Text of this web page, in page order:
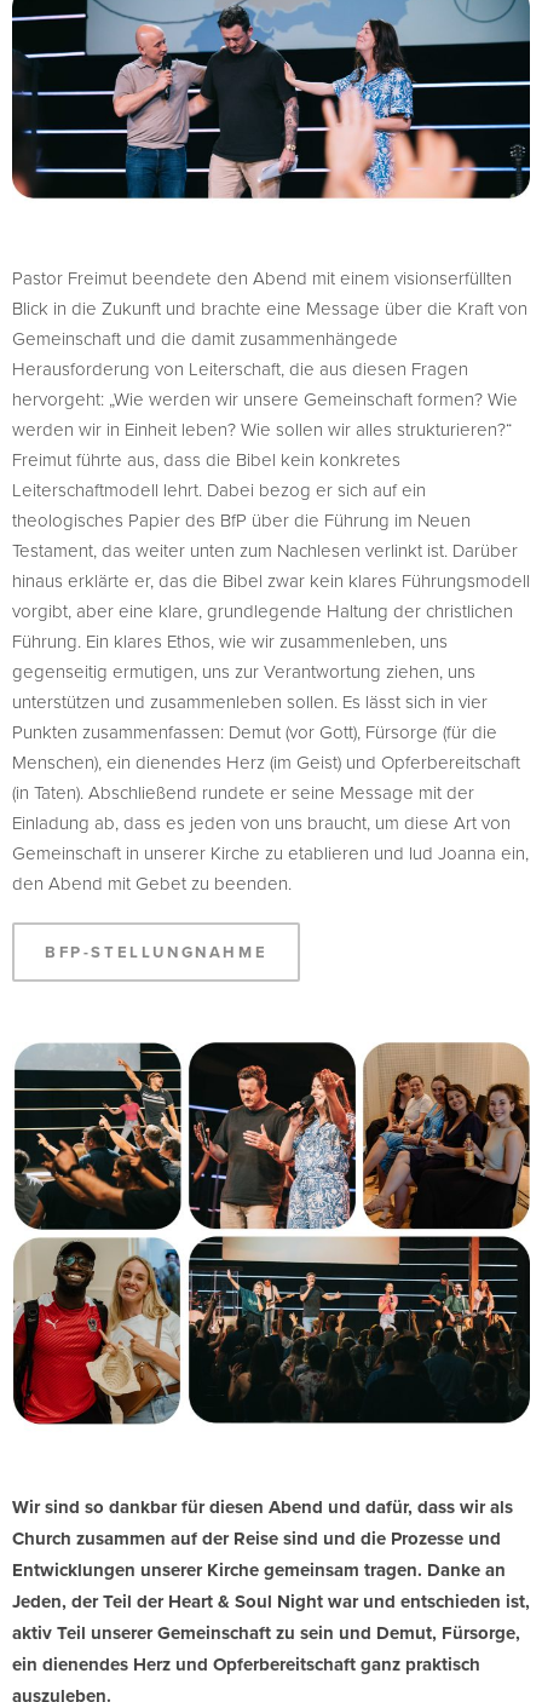
Pastor Freimut beendete den Abend mit einem visionserfüllten
Blick in die Zukunft und brachte eine Message über die Kraft von
Gemeinschaft und die damit zusammenhängede
Herausforderung von Leiterschaft, die aus diesen Fragen
hervorgeht: „Wie werden wir unsere Gemeinschaft formen? Wie
werden wir in Einheit leben? Wie sollen wir alles strukturieren?“
Freimut führte aus, dass die Bibel kein konkretes
Leiterschaftmodell lehrt. Dabei bezog er sich auf ein
theologisches Papier des BfP über die Führung im Neuen
Testament, das weiter unten zum Nachlesen verlinkt ist. Darüber
hinaus erklärte er, das die Bibel zwar kein klares Führungsmodell
vorgibt, aber eine klare, grundlegende Haltung der christlichen
Führung. Ein klares Ethos, wie wir zusammenleben, uns
gegenseitig ermutigen, uns zur Verantwortung ziehen, uns
unterstützen und zusammenleben sollen. Es lässt sich in vier
Punkten zusammenfassen: Demut (vor Gott), Fürsorge (für die
Menschen), ein dienendes Herz (im Geist) und Opferbereitschaft
(in Taten). Abschließend rundete er seine Message mit der
Einladung ab, dass es jeden von uns braucht, um diese Art von
Gemeinschaft in unserer Kirche zu etablieren und lud Joanna ein,
den Abend mit Gebet zu beenden.
BFP-STELLUNGNAHME
Wir sind so dankbar für diesen Abend und dafür, dass wir als
Church zusammen auf der Reise sind und die Prozesse und
Entwicklungen unserer Kirche gemeinsam tragen. Danke an
Jeden, der Teil der Heart & Soul Night war und entschieden ist,
aktiv Teil unserer Gemeinschaft zu sein und Demut, Fürsorge,
ein dienendes Herz und Opferbereitschaft ganz praktisch
auszuleben.